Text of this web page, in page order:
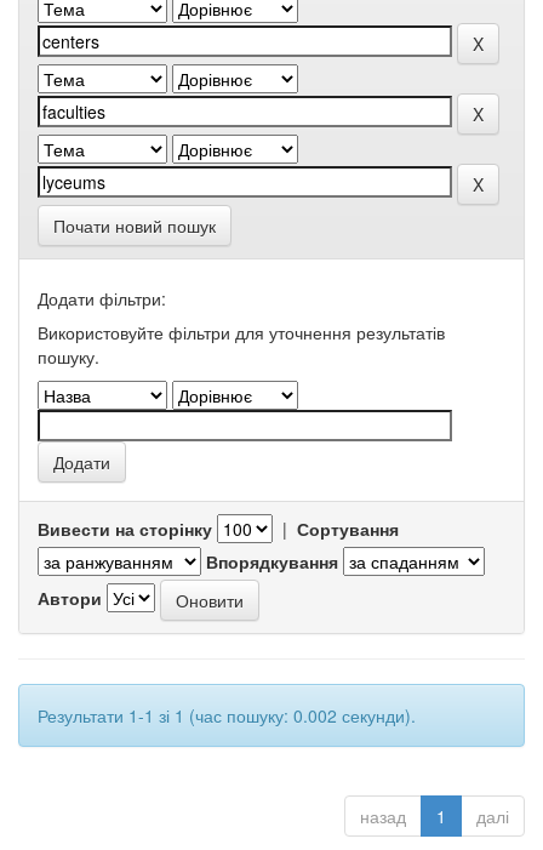
Почати новий пошук
Додати фільтри:
Використовуйте фільтри для уточнення результатів
пошуку.
Вивести на сторінку | Сортування
Впорядкування
Автори
Результати 1-1 зі 1 (час пошуку: 0.002 секунди).
назад 1 далі